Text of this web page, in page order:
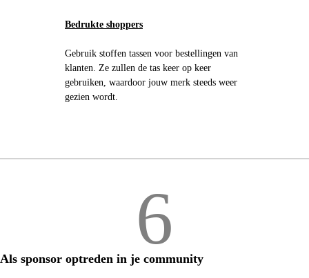
Bedrukte shoppers
Gebruik stoffen tassen voor bestellingen van
klanten. Ze zullen de tas keer op keer
gebruiken, waardoor jouw merk steeds weer
gezien wordt.
6
Als sponsor optreden in je community